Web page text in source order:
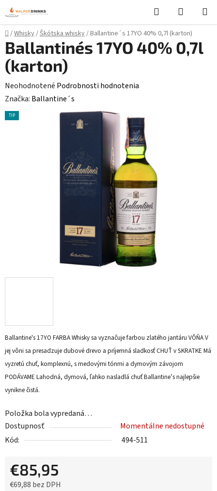
Prejsť
na
obsah
Hľadať
KOŠÍK
Domov
/Whisky/Škótska whisky/Ballantine´s 17YO 40% 0,7l (karton)
Ballantine's 17YO FARBA Whisky sa vyznačuje farbou zlatého jantáru VÔŇA V
jej vôni sa presadzuje dubové drevo a príjemná sladkosť CHUŤ v SKRATKE Má
vyzretú chuť, komplexnú, s medovými tónmi a dymovým závojom
PODÁVAME Lahodná, dymová, ľahko nasladlá chuť Ballantine’s najlepšie
vynikne čistá.
Položka bola vypredaná…
Dostupnosť
Momentálne nedostupné
Kód:
494-511
€85,95
€69,88 bez DPH
Ballantine´s 17YO 40% 0,7l
(karton)
Priemerné
hodnotenie
produktu
Neohodnotené Podrobnosti hodnotenia
Značka: Ballantine´s
TIP